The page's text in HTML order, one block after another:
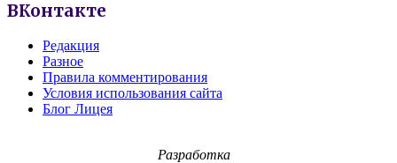
ВКонтакте
Редакция
Разное
Правила комментирования
Условия использования сайта
Блог Лицея
Разработка